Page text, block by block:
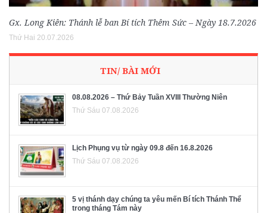
Gx. Long Kiên: Thánh lễ ban Bí tích Thêm Sức – Ngày 18.7.2026
Thứ Hai 20.07.2026
TIN/ BÀI MỚI
08.08.2026 – Thứ Bảy Tuần XVIII Thường Niên
Thứ Sáu 07.08.2026
Lịch Phụng vụ từ ngày 09.8 đến 16.8.2026
Thứ Sáu 07.08.2026
5 vị thánh dạy chúng ta yêu mến Bí tích Thánh Thể
trong tháng Tám này